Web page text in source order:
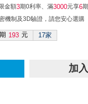
金額3期0利率、滿3000元享6
機制及3D驗證，請您安心選購
193 元 17家
加